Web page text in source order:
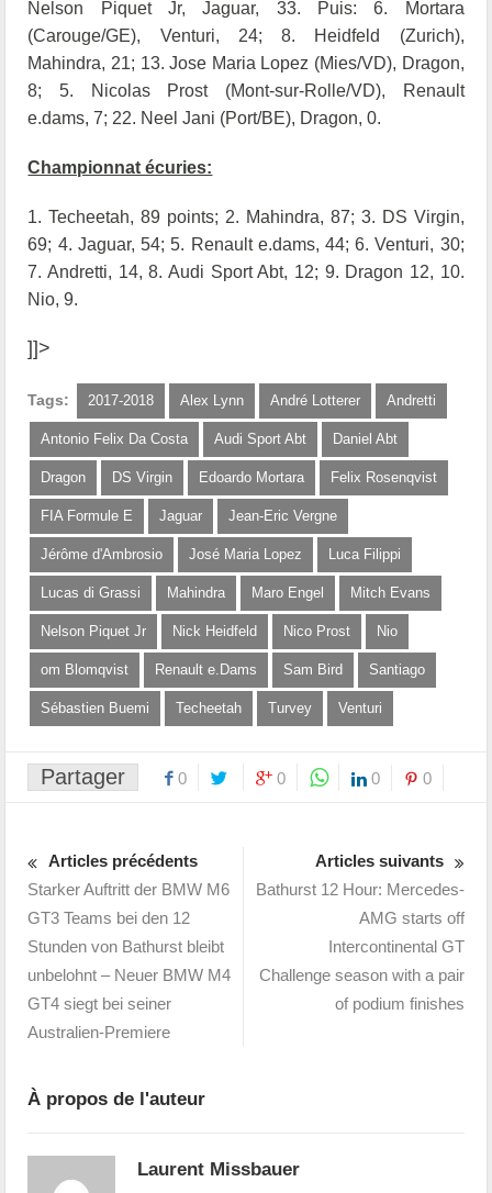
Nelson Piquet Jr, Jaguar, 33. Puis: 6. Mortara
(Carouge/GE), Venturi, 24; 8. Heidfeld (Zurich),
Mahindra, 21; 13. Jose Maria Lopez (Mies/VD), Dragon,
8; 5.
Nicolas Prost (Mont-sur-Rolle/VD), Renault
e.dams, 7; 22. Neel Jani (Port/BE), Dragon, 0.
Championnat écuries:
1. Techeetah, 89 points; 2. Mahindra, 87; 3. DS Virgin,
69; 4. Jaguar, 54; 5. Renault e.dams, 44; 6.Venturi, 30;
7. Andretti, 14, 8. Audi Sport Abt, 12; 9. Dragon 12, 10.
Nio, 9.
]]>
Tags: 2017-2018 Alex Lynn André Lotterer Andretti
Antonio Felix Da Costa Audi Sport Abt Daniel Abt
Dragon DS Virgin Edoardo Mortara Felix Rosenqvist
FIA Formule E Jaguar Jean-Eric Vergne
Jérôme d'Ambrosio José Maria Lopez Luca Filippi
Lucas di Grassi Mahindra Maro Engel Mitch Evans
Nelson Piquet Jr Nick Heidfeld Nico Prost Nio
om Blomqvist Renault e.Dams Sam Bird Santiago
Sébastien Buemi Techeetah Turvey Venturi
Partager 0 0 0 0
Articles précédents
Starker Auftritt der BMW M6
GT3 Teams bei den 12
Stunden von Bathurst bleibt
unbelohnt – Neuer BMW M4
GT4 siegt bei seiner
Australien-Premiere
Articles suivants
Bathurst 12 Hour: Mercedes-
AMG starts off
Intercontinental GT
Challenge season with a pair
of podium finishes
À propos de l'auteur
Laurent Missbauer